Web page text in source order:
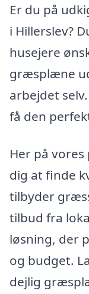
Er du på
i Hillerslev?
husejere
græsplæne
arbejdet
få den
Her på
dig at finde
tilbyder
tilbud fra
løsning, der
og budget.
dejlig